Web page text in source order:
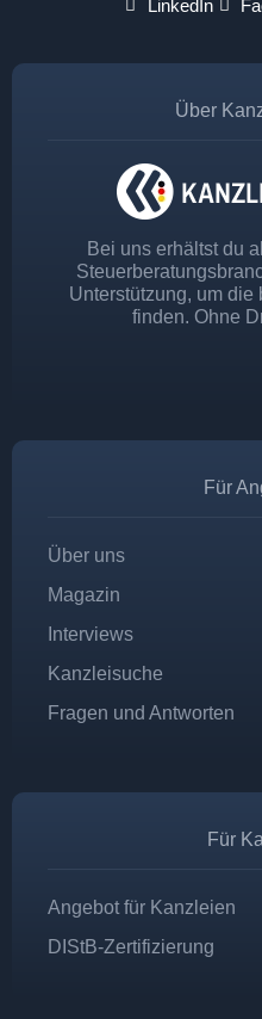
LinkedIn
Über
Bei uns erhältst du
Unterstützung, um die
finden. Ohne
Für
Über uns
Magazin
Interviews
Kanzleisuche
Fragen und Antworten
Für
Angebot für Kanzleien
DIStB-Zertifizierung